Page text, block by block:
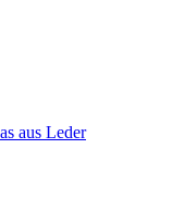
aus Leder